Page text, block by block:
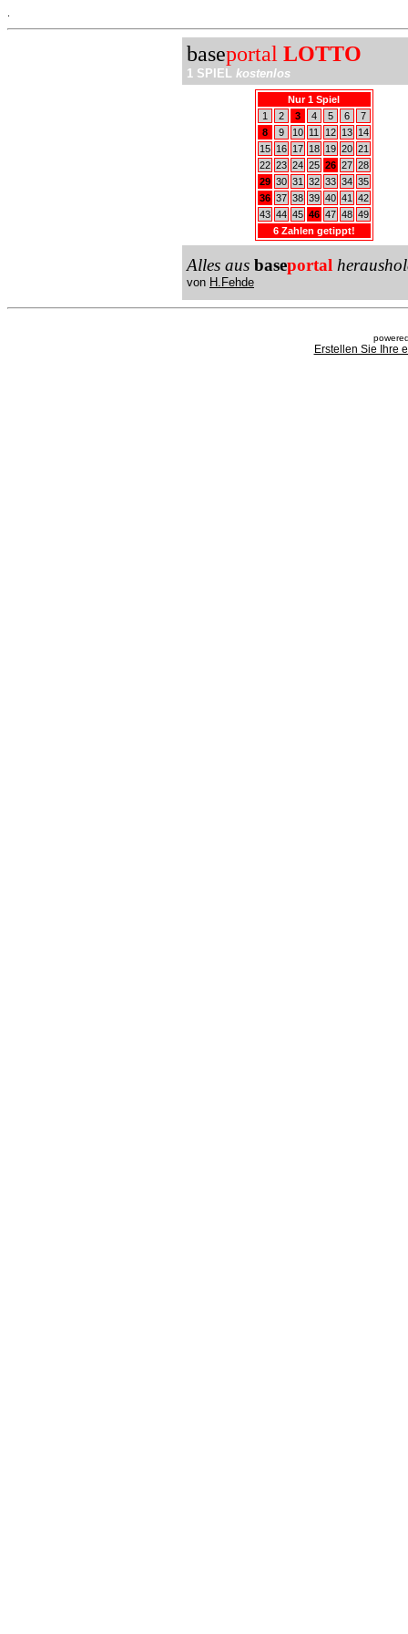
baseportal LOTTO
1 SPIEL kostenlos
Nur 1 Spiel
1
2 3 4 5 6
7
8
9 10 11 12 13
14
15
16 17 18 19 20 21
22 23 24 25 26 27 28
29 30 31 32 33 34 35
36 37 38 39 40 41
42
43 44 45 46 47 48 49
6 Zahlen getippt!
Alles aus baseportal
von H.Fehde
Erstellen Sie Ihre